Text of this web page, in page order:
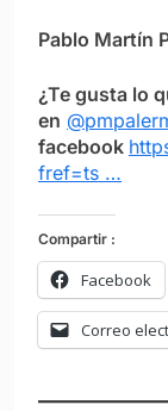
Pablo Martín
¿Te gusta lo
en
facebook
fref=ts …
Compartir :
Facebook
Correo